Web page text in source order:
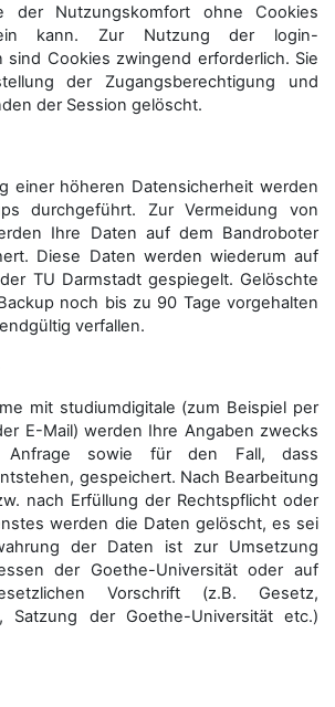
der Nutzungskomfort ohne Cookies
kann. Zur Nutzung der login-
sind Cookies zwingend erforderlich. Sie
der Zugangs­berechtigung und
der Session gelöscht.
einer höheren Datensicherheit werden
durchgeführt. Zur Vermeidung von
Ihre Daten auf dem Bandroboter
Diese Daten werden wiederum auf
TU Darmstadt gespiegelt. Gelöschte
noch bis zu 90 Tage vorgehalten
verfallen.
mit studiumdigitale (zum Beispiel per
E-Mail) werden Ihre Angaben zwecks
Anfrage sowie für den Fall, dass
gespeichert. Nach Bearbeitung
nach Erfüllung der Rechtspflicht oder
werden die Daten gelöscht, es sei
der Daten ist zur Umsetzung
der Goethe-Universität oder auf
Vorschrift (z.B. Gesetz,
Satzung der Goethe-Universität etc.)